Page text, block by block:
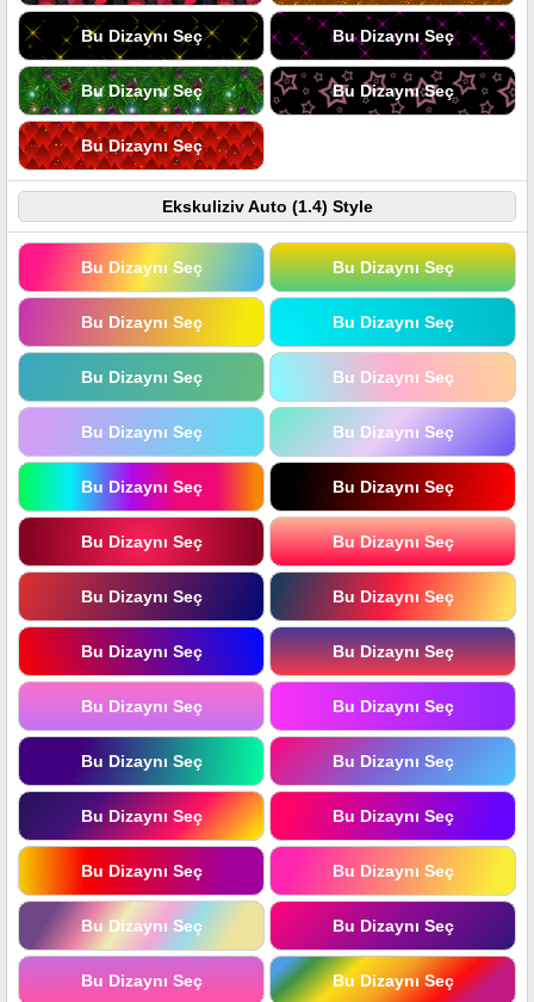
Bu Dizaynı Seç Bu Dizaynı Seç
Bu Dizaynı Seç Bu Dizaynı Seç
Bu Dizaynı Seç
Ekskuliziv Auto (1.4) Style
Bu Dizaynı Seç Bu Dizaynı Seç
Bu Dizaynı Seç Bu Dizaynı Seç
Bu Dizaynı Seç Bu Dizaynı Seç
Bu Dizaynı Seç Bu Dizaynı Seç
Bu Dizaynı Seç Bu Dizaynı Seç
Bu Dizaynı Seç Bu Dizaynı Seç
Bu Dizaynı Seç Bu Dizaynı Seç
Bu Dizaynı Seç Bu Dizaynı Seç
Bu Dizaynı Seç Bu Dizaynı Seç
Bu Dizaynı Seç Bu Dizaynı Seç
Bu Dizaynı Seç Bu Dizaynı Seç
Bu Dizaynı Seç Bu Dizaynı Seç
Bu Dizaynı Seç Bu Dizaynı Seç
Bu Dizaynı Seç Bu Dizaynı Seç